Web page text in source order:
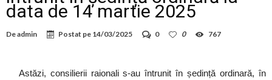
data de 14 martie 2025
Deadmin Postat pe 14/03/2025 0 0 767
Astăzi, consilierii raionali s-au întrunit în ședință ordinară, în